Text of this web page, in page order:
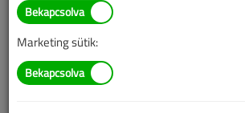
Villámvédelem
Az érintési és
lépésfeszültség elleni
Marketing sütik: